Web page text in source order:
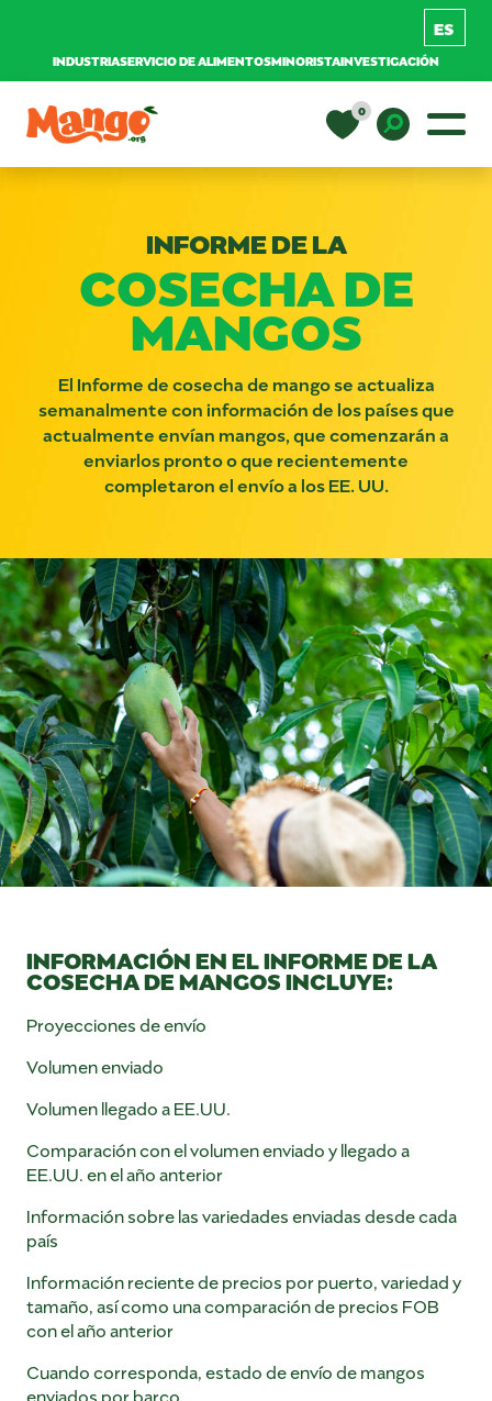
INDUSTRIASERVICIO DE ALIMENTOSMINORISTAINVESTIGACIÓN
Navegación principal
0
RECETAS
NUTRICIÓN
COMPRAR MANGOS
INFORME DE LA
COSECHA DE
MANGOS
El Informe de cosecha de mango se actualiza
semanalmente con información de los países que
actualmente envían mangos, que comenzarán a
enviarlos pronto o que recientemente
completaron el envío a los EE. UU.
INFORMACIÓN EN EL INFORME DE LA
COSECHA DE MANGOS INCLUYE:
Proyecciones de envío
Volumen enviado
Volumen llegado a EE.UU.
Comparación con el volumen enviado y llegado a
EE.UU. en el año anterior
Información sobre las variedades enviadas desde cada
país
Información reciente de precios por puerto, variedad y
tamaño, así como una comparación de precios FOB
con el año anterior
Cuando corresponda, estado de envío de mangos
enviados por barco